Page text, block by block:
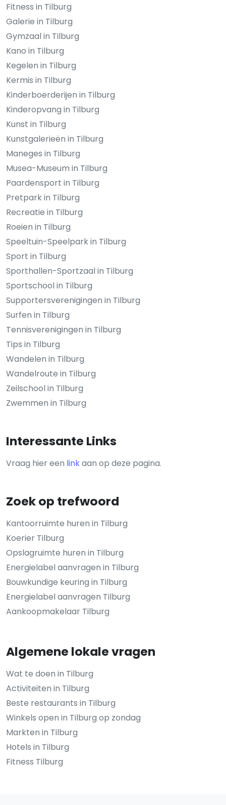
Fitness in Tilburg
Galerie in Tilburg
Gymzaal in Tilburg
Kano in Tilburg
Kegelen in Tilburg
Kermis in Tilburg
Kinderboerderijen in Tilburg
Kinderopvang in Tilburg
Kunst in Tilburg
Kunstgalerieën in Tilburg
Maneges in Tilburg
Musea-Museum in Tilburg
Paardensport in Tilburg
Pretpark in Tilburg
Recreatie in Tilburg
Roeien in Tilburg
Speeltuin-Speelpark in Tilburg
Sport in Tilburg
Sporthallen-Sportzaal in Tilburg
Sportschool in Tilburg
Supportersverenigingen in Tilburg
Surfen in Tilburg
Tennisverenigingen in Tilburg
Tips in Tilburg
Wandelen in Tilburg
Wandelroute in Tilburg
Zeilschool in Tilburg
Zwemmen in Tilburg
Interessante Links
Vraag hier een linkaan op deze pagina.
Zoek op trefwoord
Kantoorruimte huren in Tilburg
Koerier Tilburg
Opslagruimte huren in Tilburg
Energielabel aanvragen in Tilburg
Bouwkundige keuring in Tilburg
Energielabel aanvragen Tilburg
Aankoopmakelaar Tilburg
Algemene lokale vragen
Wat te doen in Tilburg
Activiteiten in Tilburg
Beste restaurants in Tilburg
Winkels open in Tilburg op zondag
Markten in Tilburg
Hotels in Tilburg
Fitness Tilburg